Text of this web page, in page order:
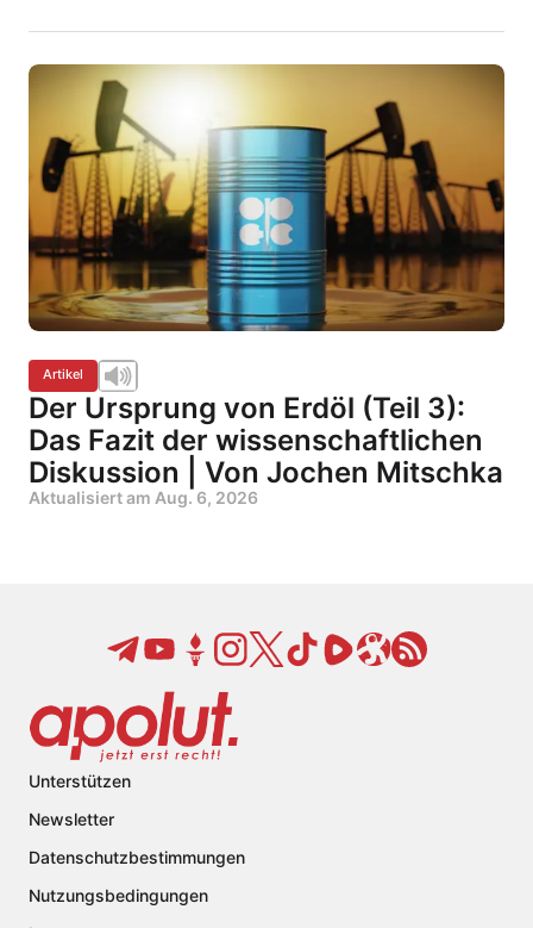
Artikel
Der Ursprung von Erdöl (Teil 3):
Das Fazit der wissenschaftlichen
Diskussion | Von Jochen Mitschka
Aktualisiert am Aug. 6, 2026
Unterstützen
Newsletter
Datenschutzbestimmungen
Nutzungsbedingungen